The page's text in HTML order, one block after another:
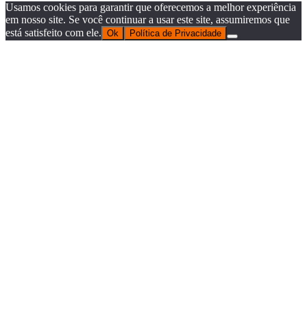
Usamos cookies para garantir que oferecemos a melhor experiência
em nosso site. Se você continuar a usar este site, assumiremos que
está satisfeito com ele. Ok Política de Privacidade